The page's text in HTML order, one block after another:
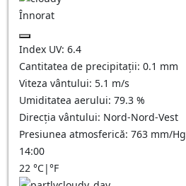
Înnorat
Index UV: 6.4
Cantitatea de precipitații: 0.1 mm
Viteza vântului: 5.1 m/s
Umiditatea aerului: 79.3 %
Direcția vântului: Nord-Nord-Vest
Presiunea atmosferică: 763 mm/Hg
14:00
22 °C|°F